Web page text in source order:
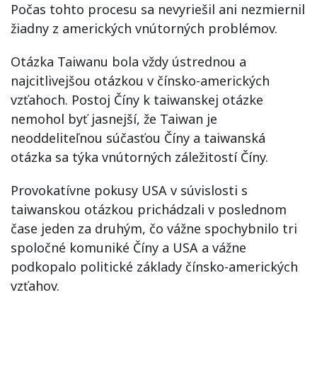
Počas tohto procesu sa nevyriešil ani nezmiernil
žiadny z amerických vnútorných problémov.
Otázka Taiwanu bola vždy ústrednou a
najcitlivejšou otázkou v čínsko-amerických
vzťahoch. Postoj Číny k taiwanskej otázke
nemohol byť jasnejší, že Taiwan je
neoddeliteľnou súčasťou Číny a taiwanská
otázka sa týka vnútorných záležitostí Číny.
Provokatívne pokusy USA v súvislosti s
taiwanskou otázkou prichádzali v poslednom
čase jeden za druhým, čo vážne spochybnilo tri
spoločné komuniké Číny a USA a vážne
podkopalo politické základy čínsko-amerických
vzťahov.